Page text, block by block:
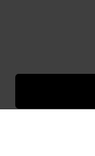
hoofd
eerste